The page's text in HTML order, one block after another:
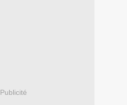
Publicité